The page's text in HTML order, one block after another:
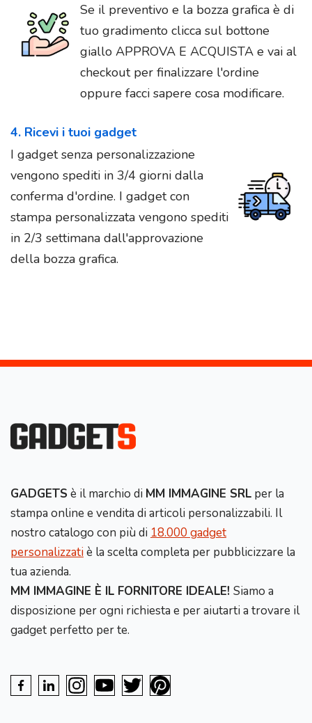
Se il preventivo e la bozza grafica è di
tuo gradimento clicca sul bottone
giallo APPROVA E ACQUISTA e vai al
checkout per finalizzare l'ordine
oppure facci sapere cosa modificare.
4. Ricevi i tuoi gadget
I gadget senza personalizzazione
vengono spediti in 3/4 giorni dalla
conferma d'ordine. I gadget con
stampa personalizzata vengono spediti
in 2/3 settimana dall'approvazione
della bozza grafica.
GADGETS è il marchio di MM IMMAGINE SRL per la
stampa online e vendita di articoli personalizzabili. Il
nostro catalogo con più di 18.000 gadget
personalizzatiè la scelta completa per pubblicizzare la
tua azienda.
MM IMMAGINE È IL FORNITORE IDEALE! Siamo a
disposizione per ogni richiesta e per aiutarti a trovare il
gadget perfetto per te.